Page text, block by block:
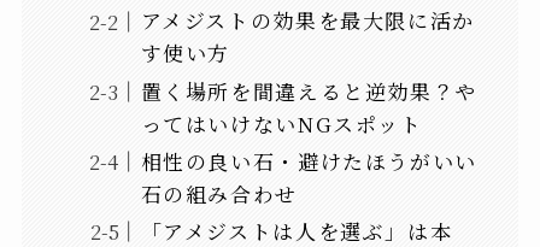
アメジストの効果を最大限に活か
す使い方
置く場所を間違えると逆効果？や
ってはいけないNGスポット
相性の良い石・避けたほうがいい
石の組み合わせ
「アメジストは人を選ぶ」は本